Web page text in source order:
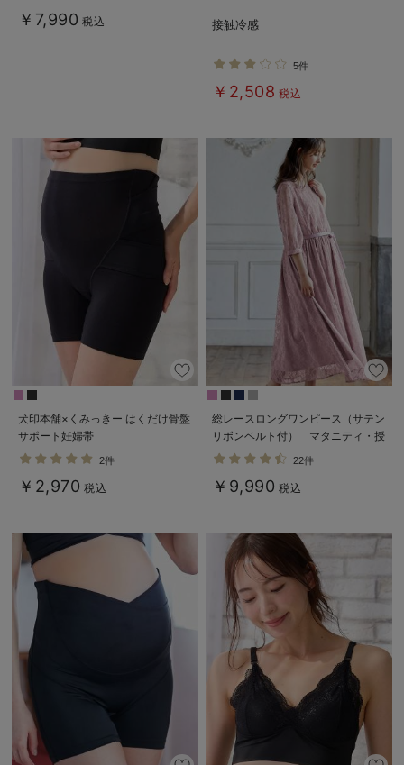
る】
￥7,990 税込 接触冷感
5件
￥2,508 税込
犬印本舗×くみっきー はくだけ骨盤
サポート妊婦帯
2件
￥2,970 税込
総レースロングワンピース（サテン
リボンベルト付） マタニティ・授
乳服【出産後も長く使える】
22件
￥9,990 税込